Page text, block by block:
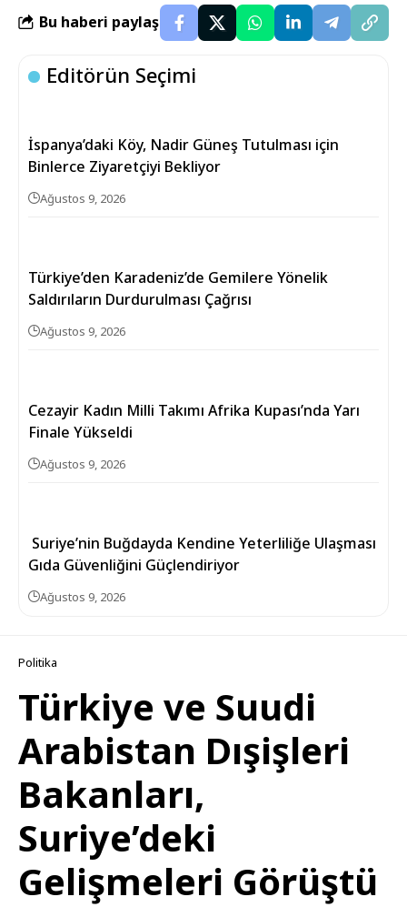
Bu haberi paylaş
Editörün Seçimi
İspanya’daki Köy, Nadir Güneş Tutulması için
Binlerce Ziyaretçiyi Bekliyor
Ağustos 9, 2026
Türkiye’den Karadeniz’de Gemilere Yönelik
Saldırıların Durdurulması Çağrısı
Ağustos 9, 2026
Cezayir Kadın Milli Takımı Afrika Kupası’nda Yarı
Finale Yükseldi
Ağustos 9, 2026
Suriye’nin Buğdayda Kendine Yeterliliğe Ulaşması
Gıda Güvenliğini Güçlendiriyor
Ağustos 9, 2026
Politika
Türkiye ve Suudi
Arabistan Dışişleri
Bakanları,
Suriye’deki
Gelişmeleri Görüştü